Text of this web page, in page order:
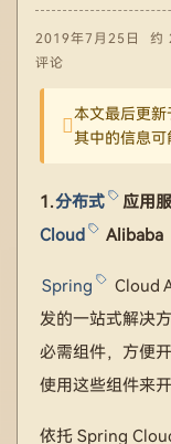
2019年7月25日 约
评论
本文最后更新
其中的信息可
1.分布式 应用
Cloud
Alibaba
Spring
Cloud
发的一站式解决
必需组件，方便
使用这些组件来
依托 Spring